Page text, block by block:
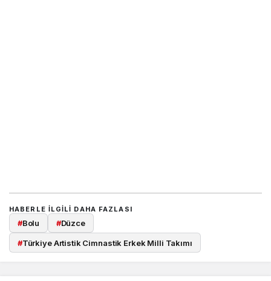
HABERLE ILGILI DAHA FAZLASI
#Bolu #Düzce
#Türkiye Artistik Cimnastik Erkek Milli Takımı